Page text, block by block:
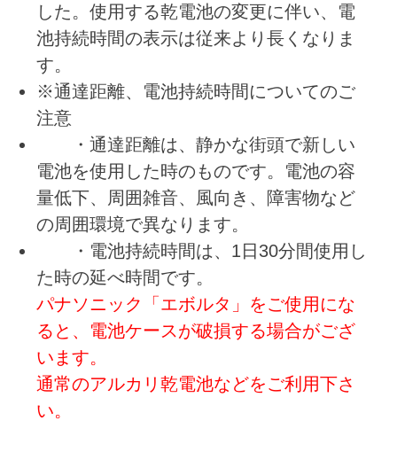
した。使用する乾電池の変更に伴い、電
池持続時間の表示は従来より長くなりま
す。
※通達距離、電池持続時間についてのご
注意
・通達距離は、静かな街頭で新しい
電池を使用した時のものです。電池の容
量低下、周囲雑音、風向き、障害物など
の周囲環境で異なります。
・電池持続時間は、1日30分間使用し
た時の延べ時間です。
パナソニック「エボルタ」をご使用にな
ると、電池ケースが破損する場合がござ
います。
通常のアルカリ乾電池などをご利用下さ
い。